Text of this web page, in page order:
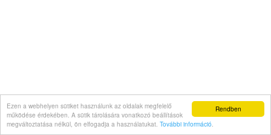
Rendben
Ezen a webhelyen sütiket használunk az oldalak megfelelő
működése érdekében. A sütik tárolására vonatkozó beállítások
megváltoztatása nélkül, ön elfogadja a használatukat. További információ.